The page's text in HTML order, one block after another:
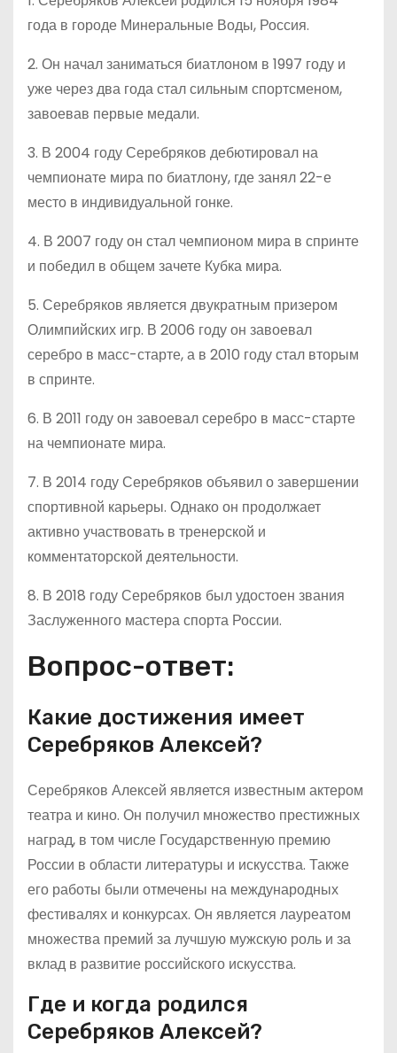
года в городе Минеральные Воды, Россия.
2. Он начал заниматься биатлоном в 1997 году и
уже через два года стал сильным спортсменом,
завоевав первые медали.
3. В 2004 году Серебряков дебютировал на
чемпионате мира по биатлону, где занял 22-е
место в индивидуальной гонке.
4. В 2007 году он стал чемпионом мира в спринте
и победил в общем зачете Кубка мира.
5. Серебряков является двукратным призером
Олимпийских игр. В 2006 году он завоевал
серебро в масс-старте, а в 2010 году стал вторым
в спринте.
6. В 2011 году он завоевал серебро в масс-старте
на чемпионате мира.
7. В 2014 году Серебряков объявил о завершении
спортивной карьеры. Однако он продолжает
активно участвовать в тренерской и
комментаторской деятельности.
8. В 2018 году Серебряков был удостоен звания
Заслуженного мастера спорта России.
Вопрос-ответ:
Какие достижения имеет
Серебряков Алексей?
Серебряков Алексей является известным актером
театра и кино. Он получил множество престижных
наград, в том числе Государственную премию
России в области литературы и искусства. Также
его работы были отмечены на международных
фестивалях и конкурсах. Он является лауреатом
множества премий за лучшую мужскую роль и за
вклад в развитие российского искусства.
Где и когда родился
Серебряков Алексей?